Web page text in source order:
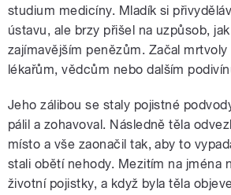
studium medicíny. Mladík si
ústavu, ale brzy přišel na uzpůsob,
zajímavějším penězům. Začal
lékařům, vědcům nebo dalším
Jeho zálibou se staly pojistné
pálil a zohavoval. Následně těla
místo a vše zaonačil tak, aby to
stali obětí nehody. Mezitím na jména
životní pojistky, a když byla těla